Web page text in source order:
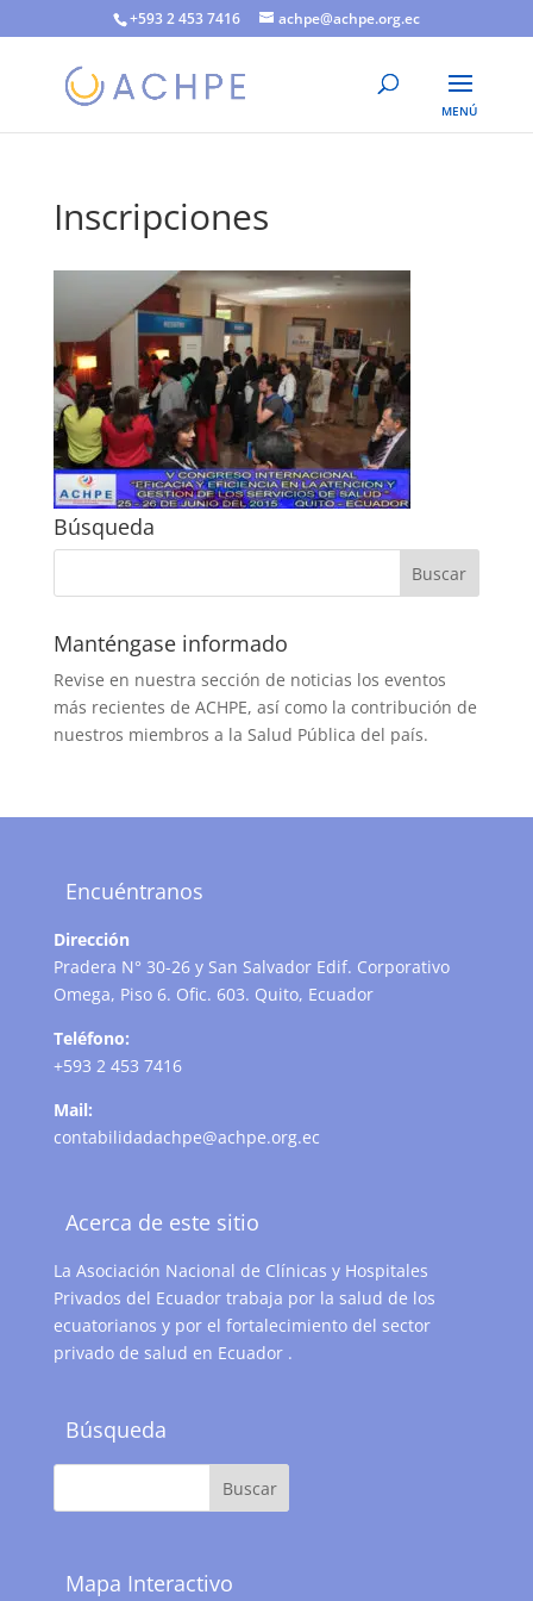
+593 2 453 7416 achpe@achpe.org.ec
Inscripciones
Búsqueda
Manténgase informado
Revise en nuestra sección de noticias los eventos
más recientes de ACHPE, así como la contribución de
nuestros miembros a la Salud Pública del país.
Encuéntranos
Dirección
Pradera N° 30-26 y San Salvador Edif. Corporativo
Omega, Piso 6. Ofic. 603. Quito, Ecuador
Teléfono:
+593 2 453 7416
Mail:
contabilidadachpe@achpe.org.ec
Acerca de este sitio
La Asociación Nacional de Clínicas y Hospitales
Privados del Ecuador trabaja por la salud de los
ecuatorianos y por el fortalecimiento del sector
privado de salud en Ecuador .
Búsqueda
Mapa Interactivo